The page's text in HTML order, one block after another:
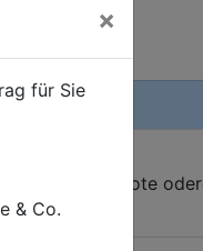
Sonderangebote
×
für Sie
& Co.